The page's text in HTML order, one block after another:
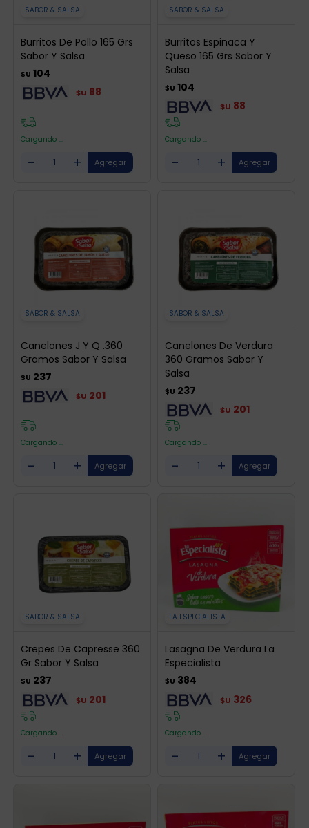
SABOR & SALSA
Burritos De Pollo 165 Grs
Sabor Y Salsa
$U 104
$U 88
Cargando ...
- +
SABOR & SALSA
Burritos Espinaca Y
Queso 165 Grs Sabor Y
Salsa
$U 104
$U 88
Cargando ...
- +
SABOR & SALSA
Canelones J Y Q .360
Gramos Sabor Y Salsa
$U 237
$U 201
Cargando ...
- +
SABOR & SALSA
Canelones De Verdura
360 Gramos Sabor Y
Salsa
$U 237
$U 201
Cargando ...
- +
SABOR & SALSA
Crepes De Capresse 360
Gr Sabor Y Salsa
$U 237
$U 201
Cargando ...
- +
LA ESPECIALISTA
Lasagna De Verdura La
Especialista
$U 384
$U 326
Cargando ...
- +